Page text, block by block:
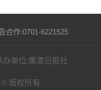
合作:0701-6221525
办单位:鹰潭日报社
版权所有